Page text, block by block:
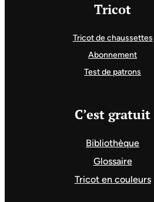
Tricot
Tricot de chaussettes
Abonnement
Test de patrons
C’est gratuit
Bibliothèque
Glossaire
Tricot en couleurs